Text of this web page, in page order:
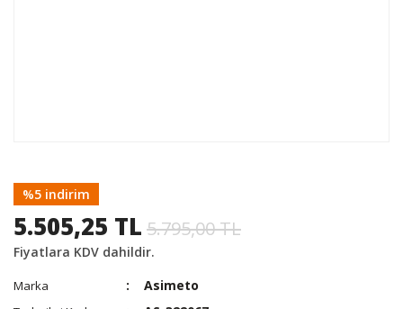
%5 indirim
5.505,25 TL 5.795,00 TL
Fiyatlara KDV dahildir.
Marka Asimeto